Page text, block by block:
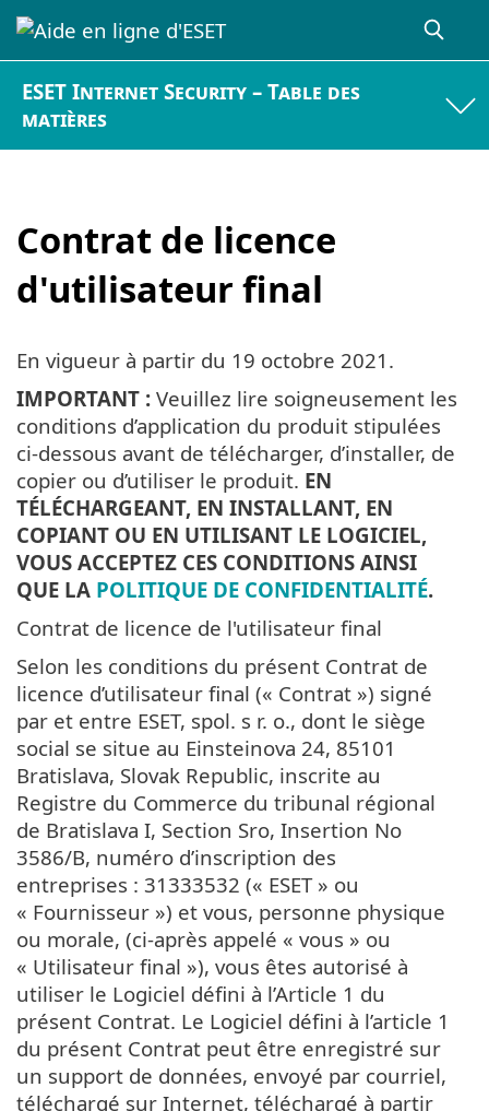
ESET Internet Security – Table des
matières
Contrat de licence
d'utilisateur final
En vigueur à partir du 19 octobre 2021 .
IMPORTANT : Veuillez lire soigneusement les
conditions d’application du produit stipulées
ci-dessous avant de télécharger, d’installer, de
copier ou d’utiliser le produit. EN
TÉLÉCHARGEANT, EN INSTALLANT, EN
COPIANT OU EN UTILISANT LE LOGICIEL,
VOUS ACCEPTEZ CES CONDITIONS AINSI
QUE LA POLITIQUE DE CONFIDENTIALITÉ.
Contrat de licence de l'utilisateur final
Selon les conditions du présent Contrat de
licence d’utilisateur final (« Contrat ») signé
par et entre ESET, spol. s r. o., dont le siège
social se situe au Einsteinova 24, 85101
Bratislava, Slovak Republic, inscrite au
Registre du Commerce du tribunal régional
de Bratislava I, Section Sro, Insertion No
3586/B, numéro d’inscription des
entreprises : 31333532 (« ESET » ou
« Fournisseur ») et vous, personne physique
ou morale, (ci-après appelé « vous » ou
« Utilisateur final »), vous êtes autorisé à
utiliser le Logiciel défini à l’Article 1 du
présent Contrat. Le Logiciel défini à l’article 1
du présent Contrat peut être enregistré sur
un support de données, envoyé par courriel,
téléchargé sur Internet, téléchargé à partir